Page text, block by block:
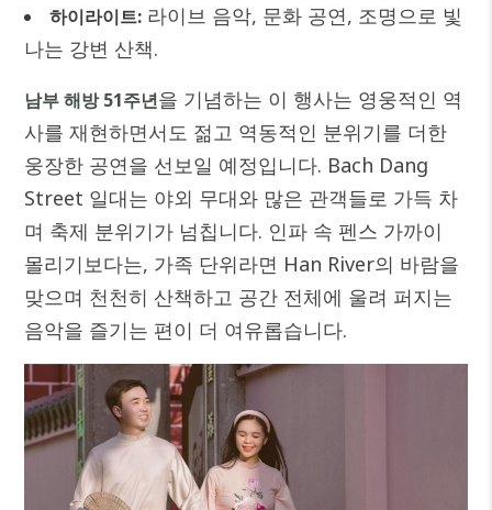
하이라이트: 라이브 음악, 문화 공연, 조명으로 빛
나는 강변 산책.
남부 해방 51주년을 기념하는 이 행사는 영웅적인 역
사를 재현하면서도 젊고 역동적인 분위기를 더한
웅장한 공연을 선보일 예정입니다. Bach Dang
Street 일대는 야외 무대와 많은 관객들로 가득 차
며 축제 분위기가 넘칩니다. 인파 속 펜스 가까이
몰리기보다는, 가족 단위라면 Han River의 바람을
맞으며 천천히 산책하고 공간 전체에 울려 퍼지는
음악을 즐기는 편이 더 여유롭습니다.